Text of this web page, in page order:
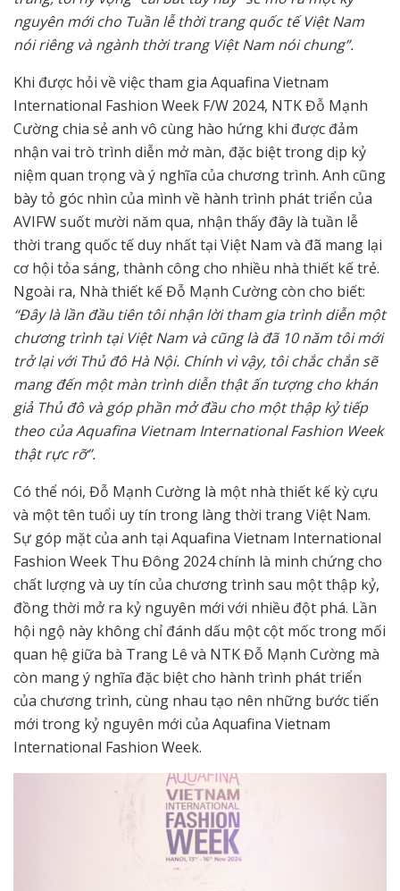
nguyên mới cho Tuần lễ thời trang quốc tế Việt Nam
nói riêng và ngành thời trang Việt Nam nói chung”.
Khi được hỏi về việc tham gia Aquafina Vietnam
International Fashion Week F/W 2024, NTK Đỗ Mạnh
Cường chia sẻ anh vô cùng hào hứng khi được đảm
nhận vai trò trình diễn mở màn, đặc biệt trong dịp kỷ
niệm quan trọng và ý nghĩa của chương trình. Anh cũng
bày tỏ góc nhìn của mình về hành trình phát triển của
AVIFW suốt mười năm qua, nhận thấy đây là tuần lễ
thời trang quốc tế duy nhất tại Việt Nam và đã mang lại
cơ hội tỏa sáng, thành công cho nhiều nhà thiết kế trẻ.
Ngoài ra, Nhà thiết kế Đỗ Mạnh Cường còn cho biết:
“Đây là lần đầu tiên tôi nhận lời tham gia trình diễn một
chương trình tại Việt Nam và cũng là đã 10 năm tôi mới
trở lại với Thủ đô Hà Nội. Chính vì vậy, tôi chắc chắn sẽ
mang đến một màn trình diễn thật ấn tượng cho khán
giả Thủ đô và góp phần mở đầu cho một thập kỷ tiếp
theo của Aquafina Vietnam International Fashion Week
thật rực rỡ”.
Có thể nói, Đỗ Mạnh Cường là một nhà thiết kế kỳ cựu
và một tên tuổi uy tín trong làng thời trang Việt Nam.
Sự góp mặt của anh tại Aquafina Vietnam International
Fashion Week Thu Đông 2024 chính là minh chứng cho
chất lượng và uy tín của chương trình sau một thập kỷ,
đồng thời mở ra kỷ nguyên mới với nhiều đột phá. Lần
hội ngộ này không chỉ đánh dấu một cột mốc trong mối
quan hệ giữa bà Trang Lê và NTK Đỗ Mạnh Cường mà
còn mang ý nghĩa đặc biệt cho hành trình phát triển
của chương trình, cùng nhau tạo nên những bước tiến
mới trong kỷ nguyên mới của Aquafina Vietnam
International Fashion Week.